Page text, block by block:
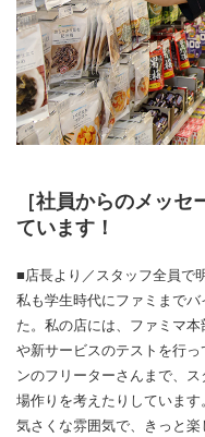
［社員からのメッ
ています！
■店長より／スタッフ全員で
私も学生時代にファミまで
た。私の店には、ファミマ
や新サービスのテストを行
ンのフリーターさんまで、
場作りを考えたりしていま
気さくな雰囲気で、きっと